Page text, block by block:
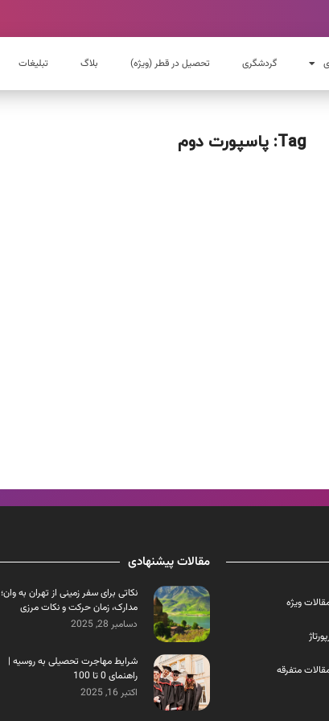
گردشگری تحصیل در قطر (ویژه) بلاگ تبلیغات
Tag: پاسپورت دوم
ویژه
متفرقه
مقالات پیشنهادی
نکاتی برای سفر زمینی از تهران به وان؛
مدارک، زمان حرکت و نکات مرزی
دسامبر 28, 2025
شرایط مهاجرت تحصیلی به روسیه |
راهنمای 0 تا 100
اکتبر 16, 2025